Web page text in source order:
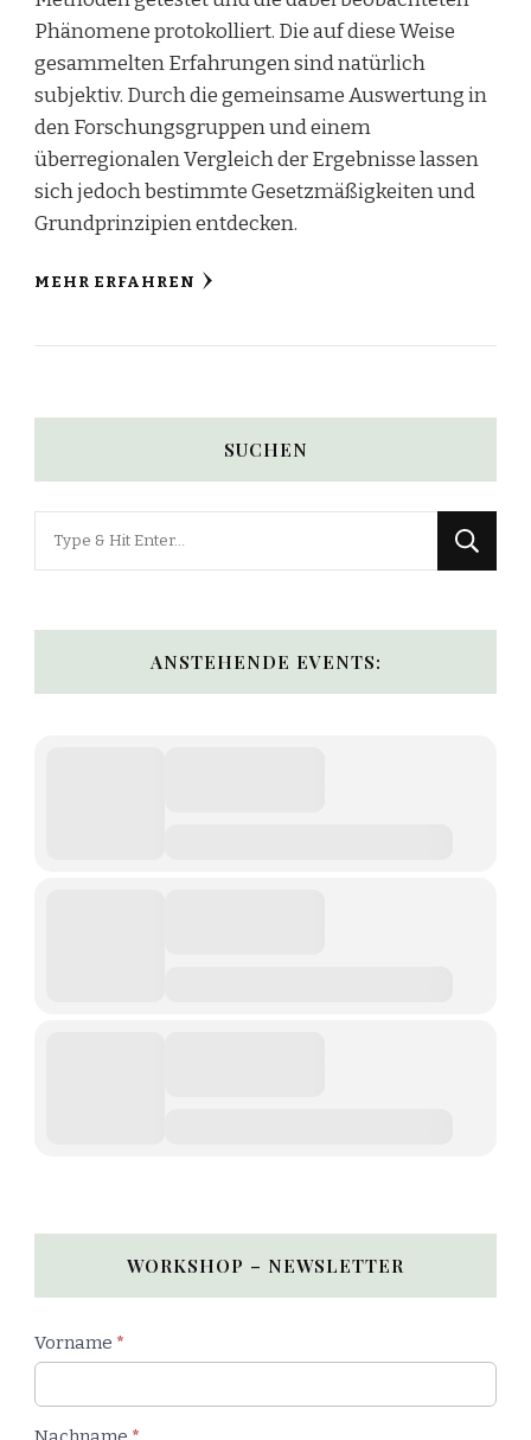
Phänomene protokolliert. Die auf diese Weise
gesammelten Erfahrungen sind natürlich
subjektiv. Durch die gemeinsame Auswertung in
den Forschungsgruppen und einem
überregionalen Vergleich der Ergebnisse lassen
sich jedoch bestimmte Gesetzmäßigkeiten und
Grundprinzipien entdecken.
MEHR ERFAHREN
SUCHEN
ANSTEHENDE EVENTS:
WORKSHOP – NEWSLETTER
Newsletter
Vorname *